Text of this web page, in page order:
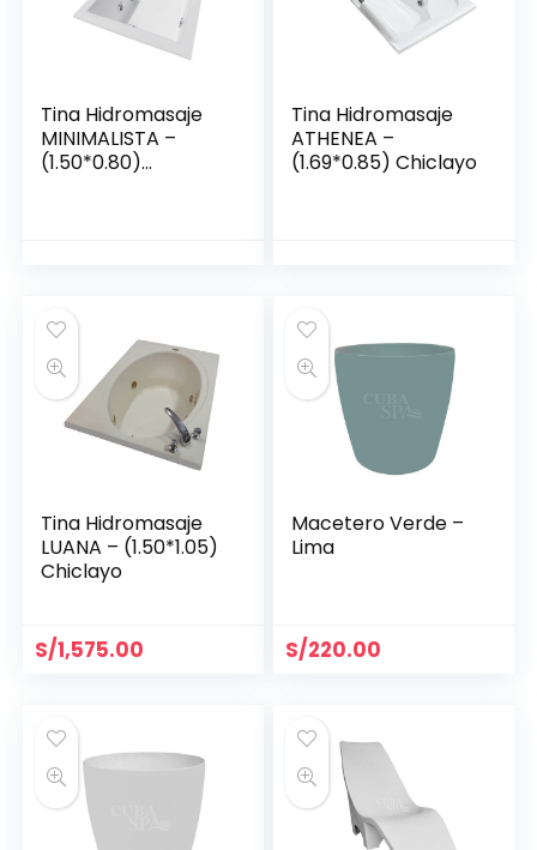
Tina Hidromasaje
MINIMALISTA –
(1.50*0.80)
Tina Hidromasaje
ATHENEA –
(1.69*0.85) Chiclayo
Tina Hidromasaje
LUANA – (1.50*1.05)
Chiclayo
S/1,575.00
Macetero Verde –
Lima
S/220.00